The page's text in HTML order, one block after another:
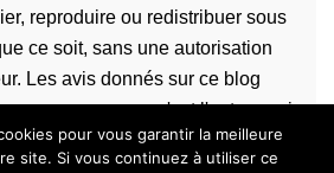
reproduire ou redistribuer sous
ce soit, sans une autorisation
Les avis donnés sur ce blog
personne qu'est l'auteur qui
les rédige.
pour vous garantir la meilleure
site. Si vous continuez à utiliser ce